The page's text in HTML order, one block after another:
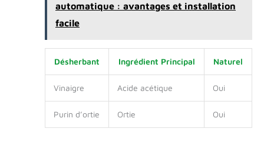
automatique : avantages et installation
facile
Désherbant Ingrédient Principal Naturel
Vinaigre Acide acétique Oui
Purin d’ortie Ortie Oui